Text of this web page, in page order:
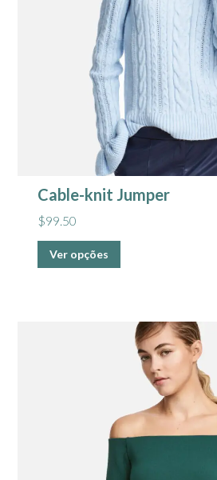
Cable-knit Jumper
$99.50
Ver opções